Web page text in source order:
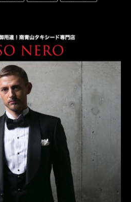
ード
シードレンタル リメイク
おすすめ オーダーメイドタキシード